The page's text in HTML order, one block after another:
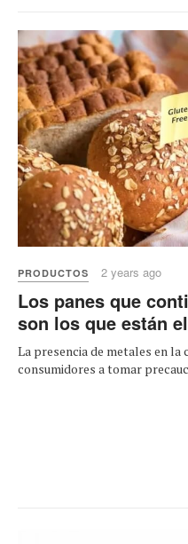
PRODUCTOS 2 years ago
Los panes que
son los que están
La presencia de metales en la
consumidores a tomar